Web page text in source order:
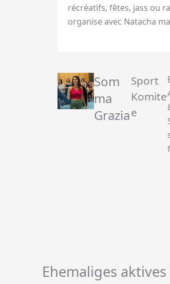
récréatifs, fêtes, jass ou
organise avec Natacha
Som
ma
Grazia
Sport
Komite
e
Ehemaliges